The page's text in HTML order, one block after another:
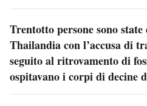
Trentotto persone sono
Thailandia con l’accusa di
seguito al ritrovamento di
ospitavano i corpi di decine